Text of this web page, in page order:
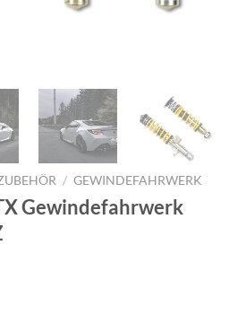
/ GEWINDEFAHRWERK
Gewindefahrwerk